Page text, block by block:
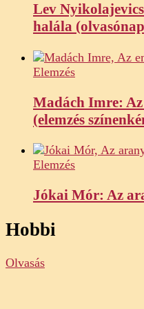
Lev
halála
Elemzés
Madách Imre:
(elemzés
Elemzés
Jókai Mór: Az
Hobbi
Olvasás